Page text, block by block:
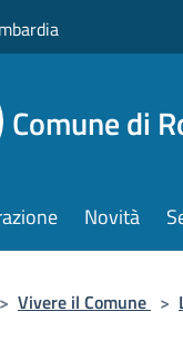
Comune di
Novità
> Vivere il Comune >